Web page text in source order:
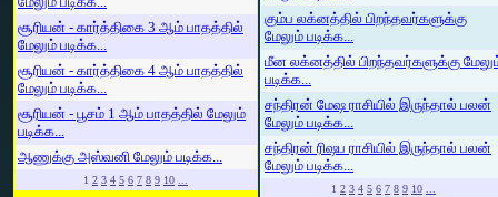
சூரியன் - கார்த்திகை 3 ஆம் பாதத்தில்
மேலும் படிக்க...
சூரியன் - கார்த்திகை 4 ஆம் பாதத்தில்
மேலும் படிக்க...
சூரியன் - பூசம் 1 ஆம் பாதத்தில் மேலும்
படிக்க...
ஆணுக்கு அஸ்வனி மேலும் படிக்க...
1 2 3 4 5 6 7 8 9 10 ...
கும்ப லக்னத்தில் பிறந்தவர்களுக்கு
மேலும் படிக்க...
மீன லக்னத்தில் பிறந்தவர்களுக்கு
படிக்க...
சந்திரன் மேஷ ராசியில் இருந்தால் பலன்
மேலும் படிக்க...
சந்திரன் ரிஷப ராசியில் இருந்தால் பலன்
மேலும் படிக்க...
1 2 3 4 5 6 7 8 9 10 ...